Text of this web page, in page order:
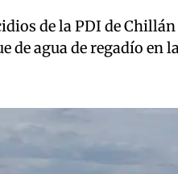
de la PDI de
de agua de regadío en